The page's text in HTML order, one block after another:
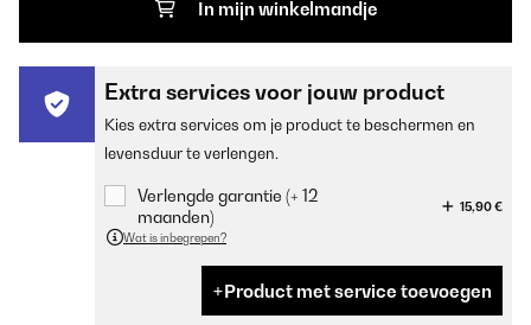
In mijn winkelmandje
Extra services voor jouw product
Kies extra services om je product te beschermen en
levensduur te verlengen.
Verlengde garantie (+ 12
maanden)
15,90 €
Wat is inbegrepen?
Product met service toevoegen